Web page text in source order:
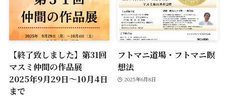
【終了致しました】第31回
マスミ仲間の作品展
2025年9月29日～10月4日
まで
フトマニ道場・フトマニ瞑
想法
2025年6月8日